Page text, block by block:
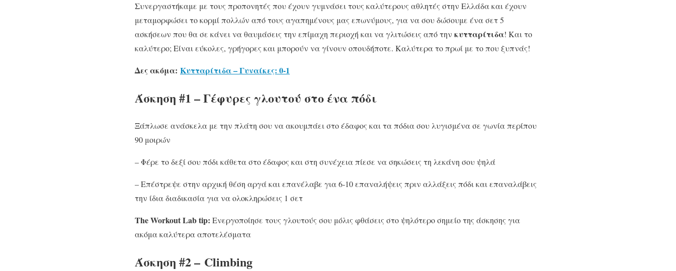
Συνεργαστήκαμε με τους προπονητές που έχουν γυμνάσει τους καλύτερους αθλητές στην Ελλάδα και έχουν
μεταμορφώσει το κορμί πολλών από τους αγαπημένους μας επωνύμους, για να σου δώσουμε ένα σετ 5
ασκήσεων που θα σε κάνει να θαυμάσεις την επίμαχη περιοχή και να γλιτώσεις από την κυτταρίτιδα! Και το
καλύτερο; Είναι εύκολες, γρήγορες και μπορούν να γίνουν οπουδήποτε. Καλύτερα το πρωί με το που ξυπνάς!
Δες ακόμα: Κυτταρίτιδα – Γυναίκες: 0-1
Άσκηση #1 – Γέφυρες γλουτού στο ένα πόδι
Ξάπλωσε ανάσκελα με την πλάτη σου να ακουμπάει στο έδαφος και τα πόδια σου λυγισμένα σε γωνία περίπου
90 μοιρών
– Φέρε το δεξί σου πόδι κάθετα στο έδαφος και στη συνέχεια πίεσε να σηκώσεις τη λεκάνη σου ψηλά
– Επέστρεψε στην αρχική θέση αργά και επανέλαβε για 6-10 επαναλήψεις πριν αλλάξεις πόδι και επαναλάβεις
την ίδια διαδικασία για να ολοκληρώσεις 1 σετ
The Workout Lab tip: Ενεργοποίησε τους γλουτούς σου μόλις φθάσεις στο ψηλότερο σημείο της άσκησης για
ακόμα καλύτερα αποτελέσματα
Άσκηση #2 – Climbing